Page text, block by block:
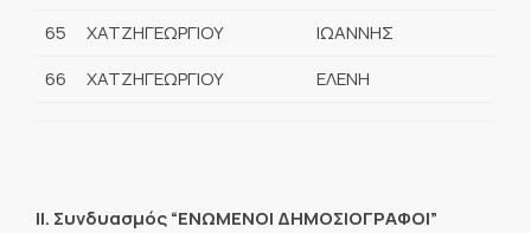
65
ΧΑΤΖΗΓΕΩΡΓΙΟΥ
ΙΩΑΝΝΗΣ
66
ΧΑΤΖΗΓΕΩΡΓΙΟΥ ΕΛΕΝΗ
ΙΙ. Συνδυασμός “ΕΝΩΜΕΝΟΙ ΔΗΜΟΣΙΟΓΡΑΦΟΙ”